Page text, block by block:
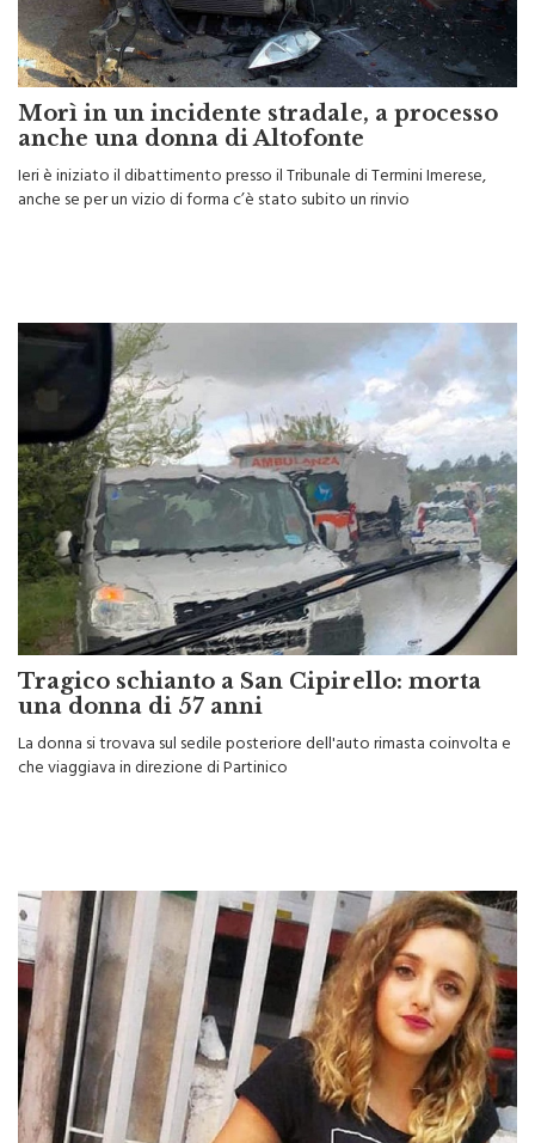
Morì in un incidente stradale, a processo
anche una donna di Altofonte
Ieri è iniziato il dibattimento presso il Tribunale di Termini Imerese,
anche se per un vizio di forma c’è stato subito un rinvio
Tragico schianto a San Cipirello: morta
una donna di 57 anni
La donna si trovava sul sedile posteriore dell'auto rimasta coinvolta e
che viaggiava in direzione di Partinico